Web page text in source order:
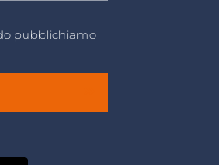
pubblichiamo